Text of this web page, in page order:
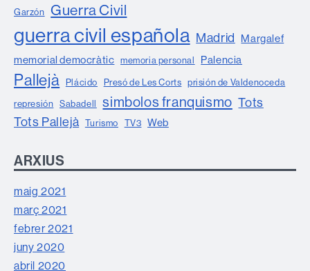
Garzón Guerra Civil
guerra civil española Madrid Margalef
memorial democràtic memoria personal Palencia
Pallejà Plácido Presó de Les Corts prisión de Valdenoceda
represión Sabadell simbolos franquismo Tots
Tots Pallejà Turismo TV3 Web
ARXIUS
maig 2021
març 2021
febrer 2021
juny 2020
abril 2020